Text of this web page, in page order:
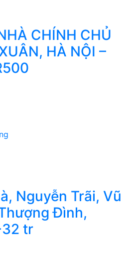
CHÍNH CHỦ
HÀ NỘI –
Nguyễn Trãi, Vũ
Đình,
tr